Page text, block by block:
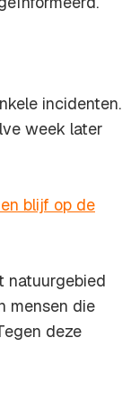
incidenten.
week later
blijf op de
natuurgebied
mensen die
deze